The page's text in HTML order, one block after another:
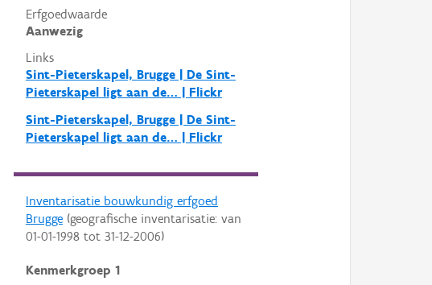
Erfgoedwaarde
Aanwezig
Links
Sint-Pieterskapel, Brugge | De Sint-
Pieterskapel ligt aan de… | Flickr
Sint-Pieterskapel, Brugge | De Sint-
Pieterskapel ligt aan de… | Flickr
Inventarisatie bouwkundig erfgoed
Brugge(geografische inventarisatie: van
01-01-1998tot 31-12-2006)
Kenmerkgroep 1